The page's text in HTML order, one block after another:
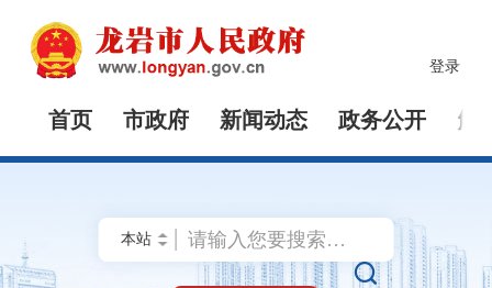
登录
首页 市政府 新闻动态 政务公开 解
